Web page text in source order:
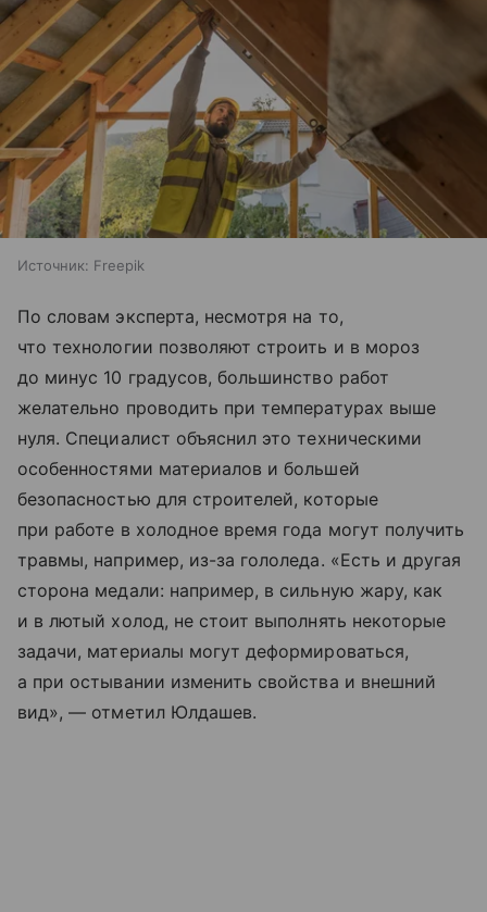
Источник: Freepik
По словам эксперта, несмотря на то,
что технологии позволяют строить и в мороз
до минус 10 градусов, большинство работ
желательно проводить при температурах выше
нуля. Специалист объяснил это техническими
особенностями материалов и большей
безопасностью для строителей, которые
при работе в холодное время года могут получить
травмы, например, из-за гололеда. «Есть и другая
сторона медали: например, в сильную жару, как
и в лютый холод, не стоит выполнять некоторые
задачи, материалы могут деформироваться,
а при остывании изменить свойства и внешний
вид», — отметил Юлдашев.